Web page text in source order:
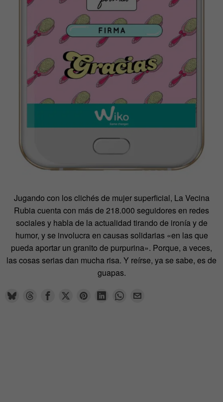
Jugando con los clichés de mujer superficial, La Vecina
Rubia cuenta con más de 218.000 seguidores en redes
sociales y habla de la actualidad tirando de ironía y de
humor, y se involucra en causas solidarias «en las que
pueda aportar un granito de purpurina». Porque, a veces,
las cosas serias dan mucha risa. Y reírse, ya se sabe, es de
guapas.